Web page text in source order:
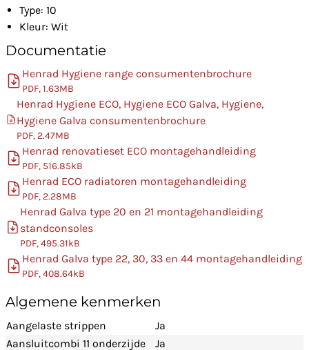
Type: 10
Kleur: Wit
Documentatie
Henrad Hygiene range consumentenbrochure
PDF, 1.63MB
Henrad Hygiene ECO, Hygiene ECO Galva, Hygiene,
Hygiene Galva consumentenbrochure
PDF, 2.47MB
Henrad renovatieset ECO montagehandleiding
PDF, 516.85kB
Henrad ECO radiatoren montagehandleiding
PDF, 2.28MB
Henrad Galva type 20 en 21 montagehandleiding
standconsoles
PDF, 495.31kB
Henrad Galva type 22, 30, 33 en 44 montagehandleiding
PDF, 408.64kB
Algemene kenmerken
Aangelaste strippen
Ja
Aansluitcombi 11 onderzijde
Ja